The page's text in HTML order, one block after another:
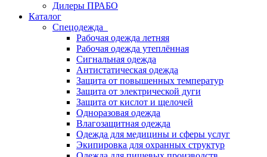
Дилеры ПРАБО
Каталог
Спецодежда
Рабочая одежда летняя
Рабочая одежда утеплённая
Сигнальная одежда
Антистатическая одежда
Защита от повышенных температур
Защита от электрической дуги
Защита от кислот и щелочей
Одноразовая одежда
Влагозащитная одежда
Одежда для медицины и сферы услуг
Экипировка для охранных структур